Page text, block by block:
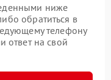
ниже
обратиться в
телефону
ответ на свой